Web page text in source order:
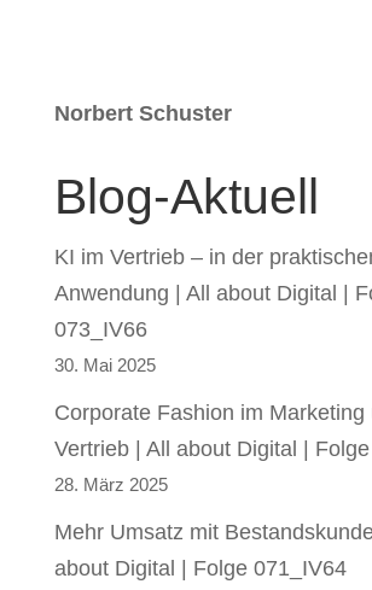
Norbert Schuster
Blog-Aktuell
KI im Vertrieb – in der
Anwendung | All about Digital |
073_IV66
30. Mai 2025
Corporate Fashion im Marketing
Vertrieb | All about Digital |
28. März 2025
Mehr Umsatz mit
about Digital | Folge 071_IV64